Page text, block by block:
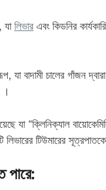
যা লিভার এবং কিডনির
যা বাদামী চালের গাঁজন
।
যা “ক্লিনিক্যাল
টিউমারের সূত্রপাতকে
পারে: